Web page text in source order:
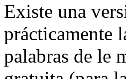
Existe una
prácticamente
palabras de le